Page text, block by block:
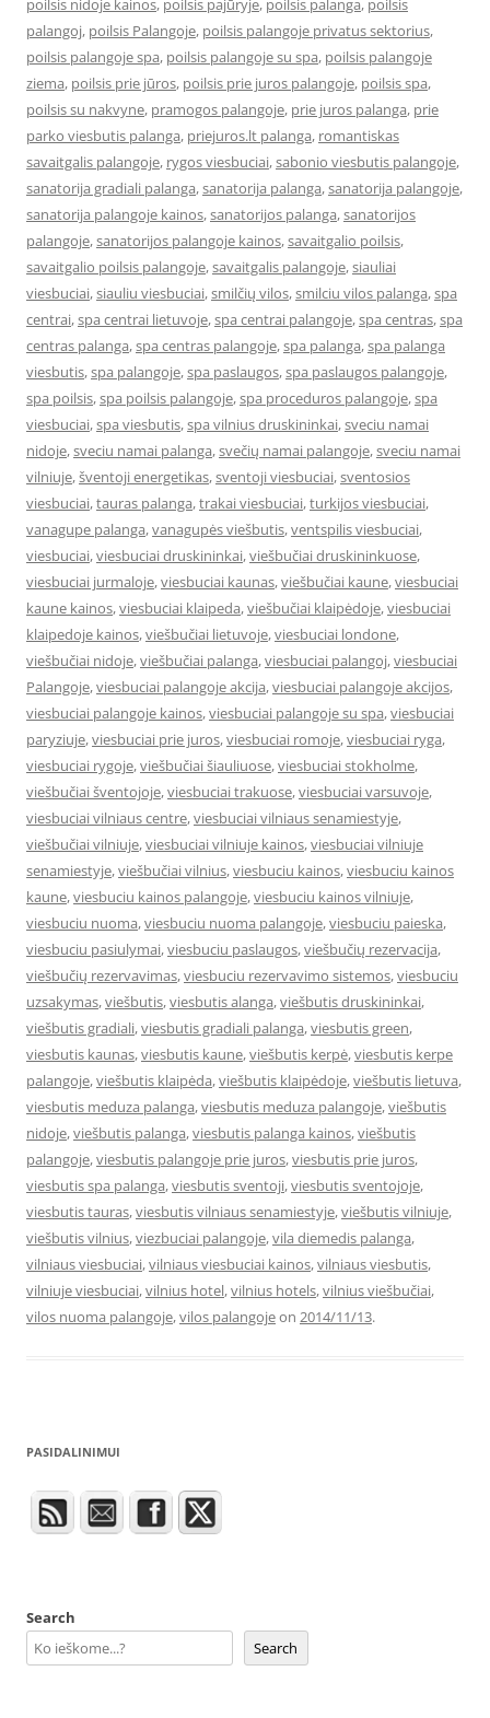
poilsis nidoje kainos, poilsis pajūryje, poilsis palanga, poilsis
palangoj, poilsis Palangoje, poilsis palangoje privatus sektorius,
poilsis palangoje spa, poilsis palangoje su spa, poilsis palangoje
ziema, poilsis prie jūros, poilsis prie juros palangoje, poilsis spa,
poilsis su nakvyne, pramogos palangoje, prie juros palanga, prie
parko viesbutis palanga, priejuros.lt palanga, romantiskas
savaitgalis palangoje, rygos viesbuciai,sabonio viesbutis palangoje,
sanatorija gradiali palanga,sanatorija palanga,sanatorija palangoje,
sanatorija palangoje kainos,sanatorijos palanga,sanatorijos
palangoje,sanatorijos palangoje kainos,savaitgalio poilsis,
savaitgalio poilsis palangoje,savaitgalis palangoje,siauliai
viesbuciai,siauliu viesbuciai,smilčių vilos,smilciu vilos palanga,spa
centrai,spa centrai lietuvoje,spa centrai palangoje,spa centras,spa
centras palanga,spa centras palangoje,spa palanga,spa palanga
viesbutis,spa palangoje,spa paslaugos,spa paslaugos palangoje,
spa poilsis,spa poilsis palangoje,spa proceduros palangoje,spa
viesbuciai,spa viesbutis,spa vilnius druskininkai,sveciu namai
nidoje,sveciu namai palanga,svečių namai palangoje,sveciu namai
vilniuje,šventoji energetikas,sventoji viesbuciai,sventosios
viesbuciai,tauras palanga,trakai viesbuciai,turkijos viesbuciai,
vanagupe palanga,vanagupės viešbutis,ventspilis viesbuciai,
viesbuciai,viesbuciai druskininkai,viešbučiai druskininkuose,
viesbuciai jurmaloje,viesbuciai kaunas,viešbučiai kaune,viesbuciai
kaune kainos,viesbuciai klaipeda,viešbučiai klaipėdoje,viesbuciai
klaipedoje kainos,viešbučiai lietuvoje,viesbuciai londone,
viešbučiai nidoje,viešbučiai palanga,viesbuciai palangoj,viesbuciai
Palangoje,viesbuciai palangoje akcija,viesbuciai palangoje akcijos,
viesbuciai palangoje kainos,viesbuciai palangoje su spa,viesbuciai
paryziuje,viesbuciai prie juros,viesbuciai romoje,viesbuciai ryga,
viesbuciai rygoje,viešbučiai šiauliuose,viesbuciai stokholme,
viešbučiai šventojoje,viesbuciai trakuose,viesbuciai varsuvoje,
viesbuciai vilniaus centre,viesbuciai vilniaus senamiestyje,
viešbučiai vilniuje,viesbuciai vilniuje kainos,viesbuciai vilniuje
senamiestyje,viešbučiai vilnius,viesbuciu kainos,viesbuciu kainos
kaune,viesbuciu kainos palangoje,viesbuciu kainos vilniuje,
viesbuciu nuoma,viesbuciu nuoma palangoje,viesbuciu paieska,
viesbuciu pasiulymai,viesbuciu paslaugos,viešbučių rezervacija,
viešbučių rezervavimas,viesbuciu rezervavimo sistemos,viesbuciu
uzsakymas,viešbutis,viesbutis alanga,viešbutis druskininkai,
viešbutis gradiali,viesbutis gradiali palanga,viesbutis green,
viesbutis kaunas,viesbutis kaune,viešbutis kerpė,viesbutis kerpe
palangoje,viešbutis klaipėda,viešbutis klaipėdoje,viešbutis lietuva,
viesbutis meduza palanga,viesbutis meduza palangoje,viešbutis
nidoje,viešbutis palanga,viesbutis palanga kainos,viešbutis
palangoje,viesbutis palangoje prie juros,viesbutis prie juros,
viesbutis spa palanga,viesbutis sventoji,viesbutis sventojoje,
viesbutis tauras,viesbutis vilniaus senamiestyje,viešbutis vilniuje,
viešbutis vilnius,viezbuciai palangoje,vila diemedis palanga,
vilniaus viesbuciai,vilniaus viesbuciai kainos,vilniaus viesbutis,
vilniuje viesbuciai,vilnius hotel,vilnius hotels,vilnius viešbučiai,
vilos nuoma palangoje,vilos palangojeon 2014/11/13.
PASIDALINIMUI
Search
Search